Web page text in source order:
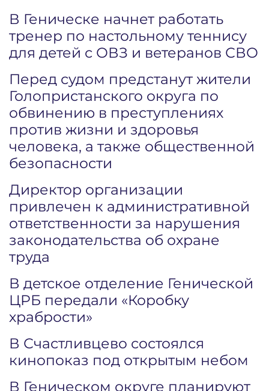
В Геническе начнет работать
тренер по настольному теннису
для детей с ОВЗ и ветеранов СВО
Перед судом предстанут жители
Голопристанского округа по
обвинению в преступлениях
против жизни и здоровья
человека, а также общественной
безопасности
Директор организации
привлечен к административной
ответственности за нарушения
законодательства об охране
труда
В детское отделение Генической
ЦРБ передали «Коробку
храбрости»
В Счастливцево состоялся
кинопоказ под открытым небом
В Геническом округе планируют